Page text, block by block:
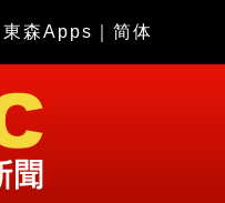
東森Apps 简体